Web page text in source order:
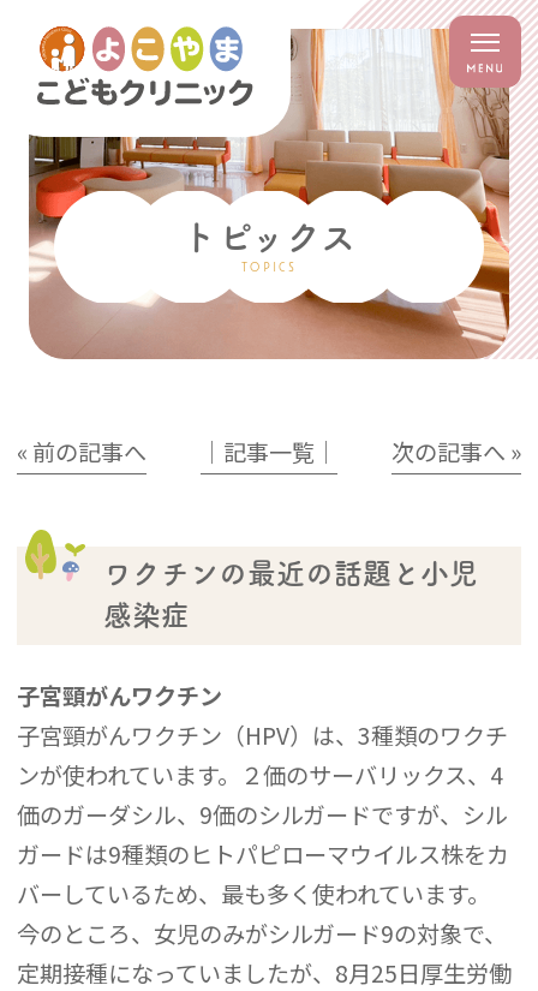
トピックス
TOPICS
« 前の記事へ │記事一覧│ 次の記事へ »
ワクチンの最近の話題と小児
感染症
子宮頸がんワクチン
子宮頸がんワクチン（HPV）は、3種類のワクチ
ンが使われています。２価のサーバリックス、4
価のガーダシル、9価のシルガードですが、シル
ガードは9種類のヒトパピローマウイルス株をカ
バーしているため、最も多く使われています。
今のところ、女児のみがシルガード9の対象で、
定期接種になっていましたが、8月25日厚生労働